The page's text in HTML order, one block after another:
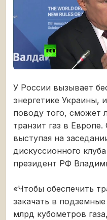
У России вызывает
энергетике Украины,
поводу того, сможет
транзит газ в
выступая на
дискуссионного
президент РФ
«Чтобы обеспечить
закачать в
млрд кубометров